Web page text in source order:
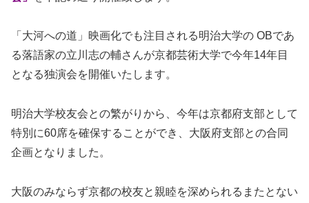
「大河への道」映画化でも注目される明治大学の OBであ
る落語家の立川志の輔さんが京都芸術大学で今年14年目
となる独演会を開催いたします。
明治大学校友会との繁がりから、今年は京都府支部として
特別に60席を確保することができ、大阪府支部との合同
企画となりました。
大阪のみならず京都の校友と親睦を深められるまたとない